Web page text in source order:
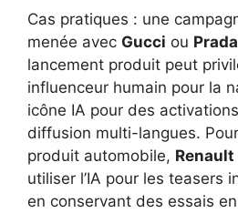
Cas pratiques : une
menée avec Gucci ou Prada
lancement produit peut
influenceur humain pour la
icône IA pour des
diffusion multi-langues.
produit automobile, Renault
utiliser l’IA pour les teasers
en conservant des essais